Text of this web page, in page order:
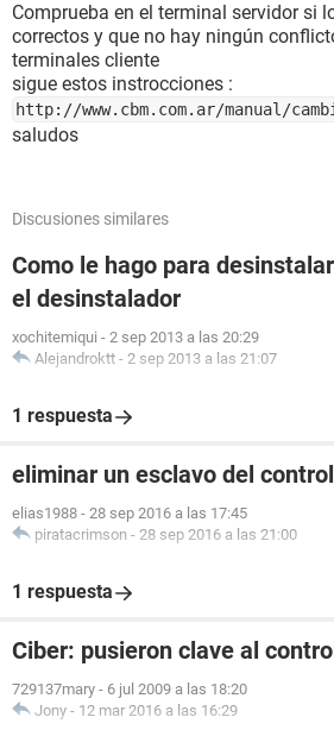
Comprueba en el terminal servidor si
correctos y que no hay ningún
terminales cliente
sigue estos instrocciones :
http://www.cbm.com.ar/manual/
saludos
Discusiones similares
Como le hago para
el desinstalador
xochitemiqui - 2 sep 2013 a las 20:29
Alejandroktt - 2 sep 2013 a las 21:07
1 respuesta
eliminar un esclavo del
elias1988 - 28 sep 2016 a las 17:45
piratacrimson - 28 sep 2016 a las 21:00
1 respuesta
Ciber: pusieron clave al
729137mary - 6 jul 2009 a las 18:20
Jony - 12 mar 2016 a las 16:29